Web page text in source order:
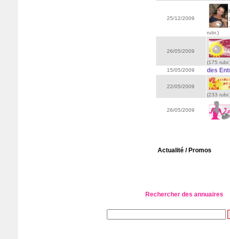
25/12/2009
rubr.)
26/05/2009
(175
15/05/2009
des
22/05/2009
(233
26/05/2009
Actualité / Promos
Rechercher des annuaires